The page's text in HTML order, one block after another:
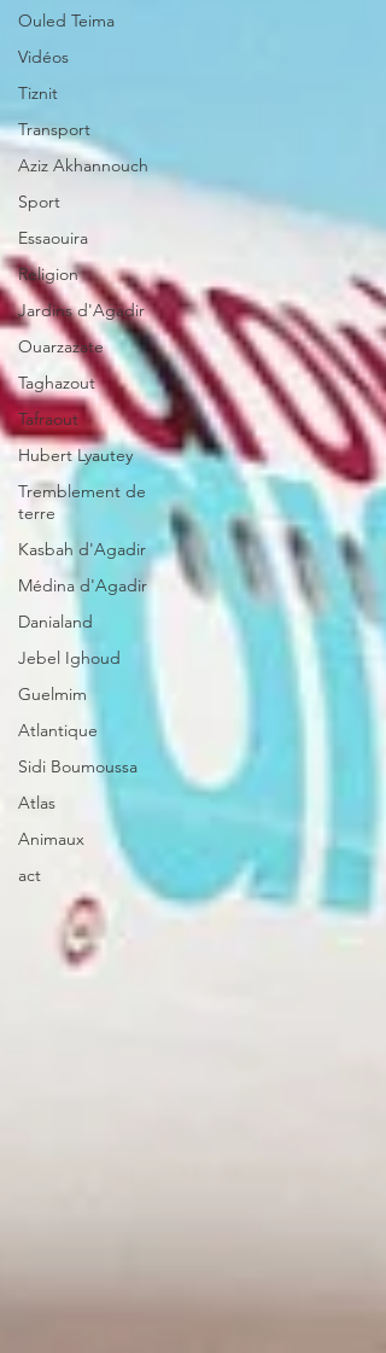
Ouled Teima
Vidéos
Tiznit
Transport
Aziz Akhannouch
Sport
Essaouira
Religion
Jardins d'Agadir
Ouarzazate
Taghazout
Tafraout
Hubert Lyautey
Tremblement de
terre
Kasbah d'Agadir
Médina d'Agadir
Danialand
Jebel Ighoud
Guelmim
Atlantique
Sidi Boumoussa
Atlas
Animaux
act